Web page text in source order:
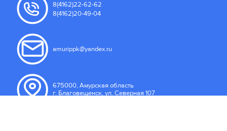
8(4162)22-62-62
8(4162)20-49-04
amurippk@yandex.ru
675000, Амурская область
г. Благовещенск, ул. Северная 107